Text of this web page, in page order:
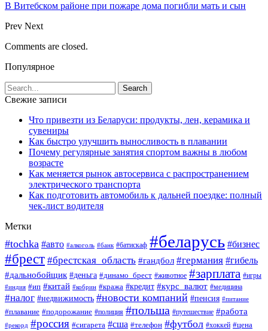
В Витебском районе при пожаре дома погибли мать и сын
Prev Next
Comments are closed.
Популярное
Свежие записи
Что привезти из Беларуси: продукты, лен, керамика и
сувениры
Как быстро улучшить выносливость в плавании
Почему регулярные занятия спортом важны в любом
возрасте
Как меняется рынок автосервиса с распространением
электрического транспорта
Как подготовить автомобиль к дальней поездке: полный
чек-лист водителя
Метки
#tochka #авто #алкоголь #банк #батискаф #беларусь #бизнес
#брест #брестская_область #гандбол #германия #гибель
#дальнобойщик #деньга #динамо_брест #животное #зарплата #игры
#индия #ип #китай #кобрин #кража #кредит #курс_валют #медицина
#налог #недвижимость #новости компаний #пенсия #питание
#плавание #подорожание #полиция #польша #путешествие #работа
#рекорд #россия #сигарета #сша #телефон #футбол #хоккей #цена